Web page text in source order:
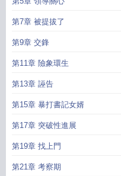
第7章 被提拔了
第9章 交鋒
第11章 險象環生
第13章 誣告
第15章 暴打書記女婿
第17章 突破性進展
第19章 找上門
第21章 考察期